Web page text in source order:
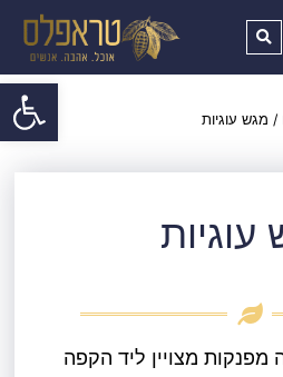
פתח
/ מגש עוגיות
עוגיות